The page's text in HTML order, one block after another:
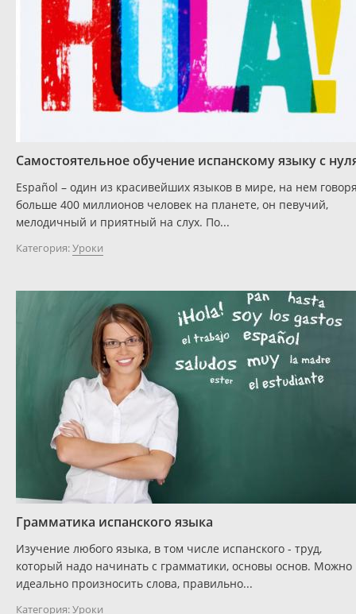
Самостоятельное обучение испанскому языку с
Español – один из красивейших языков в мире, на нем
больше 400 миллионов человек на планете, он певучий,
мелодичный и приятный на слух. По...
Категория:Уроки
Грамматика испанского языка
Изучение любого языка, в том числе испанского - труд,
который надо начинать с грамматики, основы основ. Можно
идеально произносить слова, правильно...
Категория:Уроки